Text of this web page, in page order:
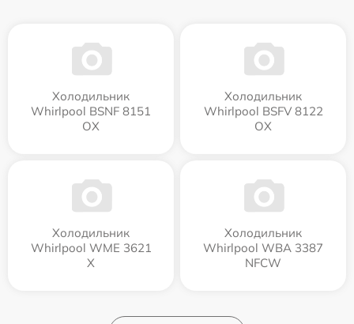
Холодильник
Whirlpool BSNF 8151
OX
Холодильник
Whirlpool BSFV 8122
OX
Холодильник
Whirlpool WME 3621
X
Холодильник
Whirlpool WBA 3387
NFCW